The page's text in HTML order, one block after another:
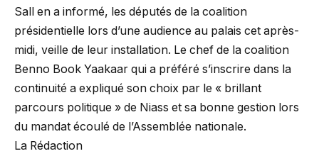
Sall en a informé, les députés de la coalition
présidentielle lors d’une audience au palais cet après-
midi, veille de leur installation. Le chef de la coalition
Benno Book Yaakaar qui a préféré s’inscrire dans la
continuité a expliqué son choix par le « brillant
parcours politique » de Niass et sa bonne gestion lors
du mandat écoulé de l’Assemblée nationale.
La Rédaction